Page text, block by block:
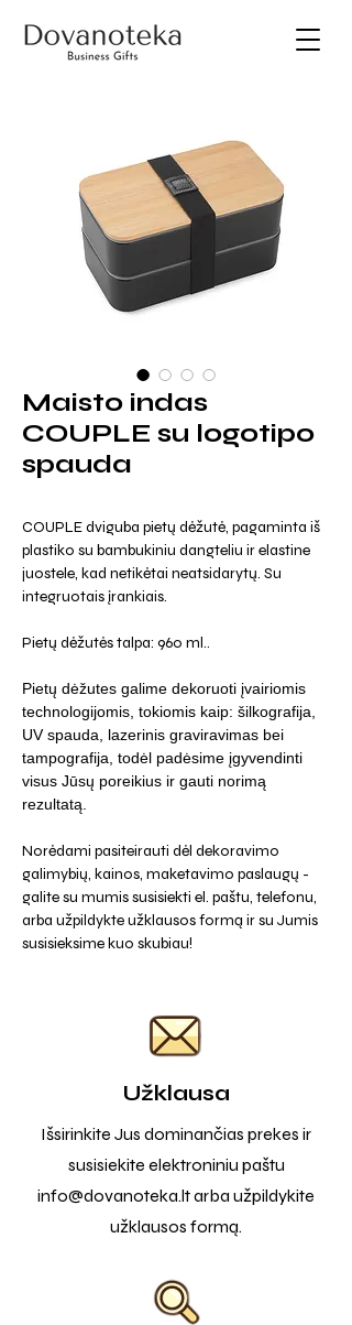
Maisto indas
COUPLE su logotipo
spauda
COUPLE dviguba pietų dėžutė, pagaminta iš
plastiko su bambukiniu dangteliu ir elastine
juostele, kad netikėtai neatsidarytų. Su
integruotais įrankiais.
Pietų dėžutės talpa: 960 ml..
Pietų dėžutes galime dekoruoti įvairiomis
technologijomis, tokiomis kaip: šilkografija,
UV spauda, lazerinis graviravimas bei
tampografija, todėl padėsime įgyvendinti
visus Jūsų poreikius ir gauti norimą
rezultatą.
Norėdami pasiteirauti dėl dekoravimo
galimybių, kainos, maketavimo paslaugų -
galite su mumis susisiekti el. paštu, telefonu,
arba užpildykte užklausos formą ir su Jumis
susisieksime kuo skubiau!
Užklausa
Išsirinkite Jus dominančias prekes ir
susisiekite elektroniniu paštu
info@dovanoteka.ltarba užpildykite
užklausos formą.